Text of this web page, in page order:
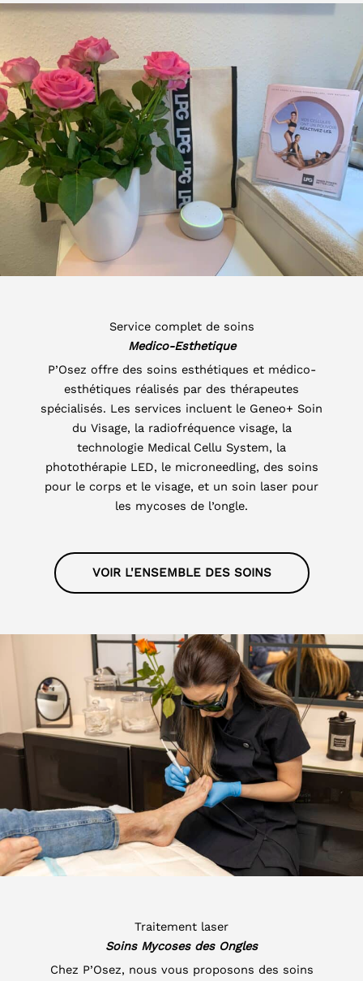
Service complet de soins
Medico-Esthetique
P’Osez offre des soins esthétiques et médico-
esthétiques réalisés par des thérapeutes
spécialisés. Les services incluent le Geneo+ Soin
du Visage, la radiofréquence visage, la
technologie Medical Cellu System, la
photothérapie LED, le microneedling, des soins
pour le corps et le visage, et un soin laser pour
les mycoses de l’ongle.
VOIR L'ENSEMBLE DES SOINS
Traitement laser​
Soins Mycoses des Ongles
Chez P’Osez, nous vous proposons des soins